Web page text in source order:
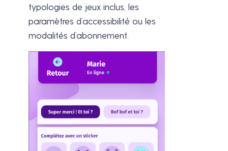
typologies de jeux inclus, les
paramètres d’accessibilité ou les
modalités d’abonnement.